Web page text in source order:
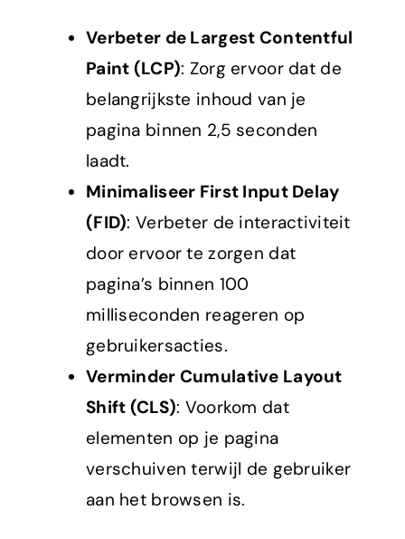
Verbeter de Largest Contentful
Paint (LCP): Zorg ervoor dat de
belangrijkste inhoud van je
pagina binnen 2,5 seconden
laadt.
Minimaliseer First Input Delay
(FID): Verbeter de interactiviteit
door ervoor te zorgen dat
pagina’s binnen 100
milliseconden reageren op
gebruikersacties.
Verminder Cumulative Layout
Shift (CLS): Voorkom dat
elementen op je pagina
verschuiven terwijl de gebruiker
aan het browsen is.